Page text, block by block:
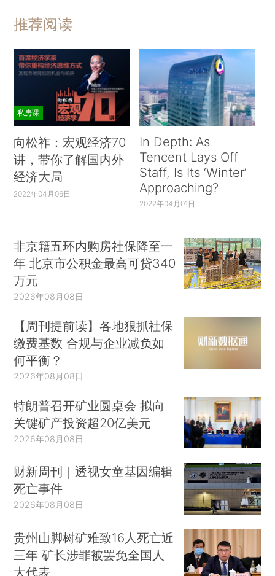
推荐阅读
私房课
向松祚：宏观经济70
讲，带你了解国内外
经济大局
2022年04月06日
In Depth: As
Tencent Lays Off
Staff, Is Its ‘Winter’
Approaching?
2022年04月01日
非京籍五环内购房社保降至一
年 北京市公积金最高可贷340
万元
2026年08月08日
【周刊提前读】各地狠抓社保
缴费基数 合规与企业减负如
何平衡？
2026年08月08日
特朗普召开矿业圆桌会 拟向
关键矿产投资超20亿美元
2026年08月08日
财新周刊｜透视女童基因编辑
死亡事件
2026年08月08日
贵州山脚树矿难致16人死亡近
三年 矿长涉罪被罢免全国人
大代表